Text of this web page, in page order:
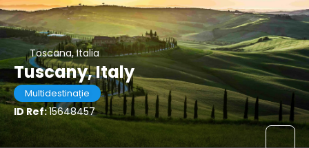
Toscana, Italia
Tuscany, Italy
Multidestinație
ID Ref:15648457